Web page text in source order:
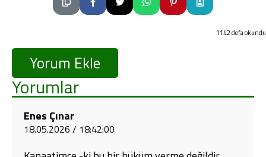
1142 defa okundu
Yorum Ekle
Yorumlar
Enes Çınar
18.05.2026 / 18:42:00